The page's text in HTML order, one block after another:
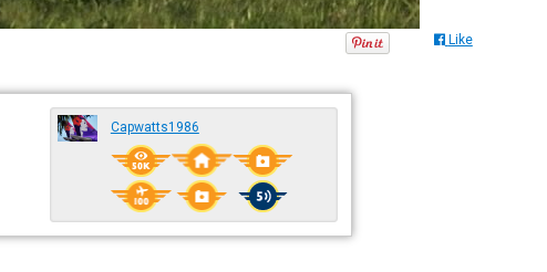
Like
Capwatts1986